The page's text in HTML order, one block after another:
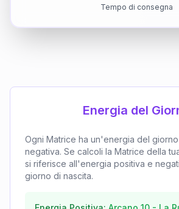
Tempo di consegna
Energia del
Ogni Matrice ha un'energia del
negativa. Se calcoli la Matrice della
si riferisce all'energia positiva e
giorno di nascita.